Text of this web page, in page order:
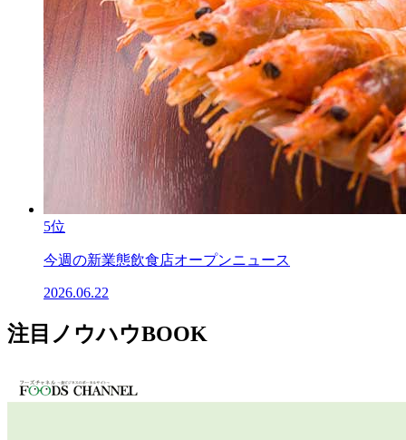
5位
今週の新業態飲食店オープンニュース
2026.06.22
注目ノウハウBOOK